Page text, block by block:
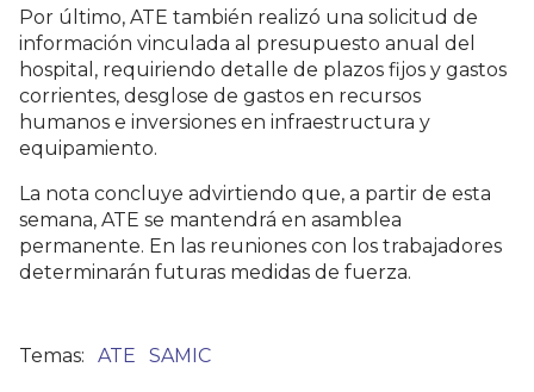
Por último, ATE también realizó una solicitud de
información vinculada al presupuesto anual del
hospital, requiriendo detalle de plazos fijos y gastos
corrientes, desglose de gastos en recursos
humanos e inversiones en infraestructura y
equipamiento.
La nota concluye advirtiendo que, a partir de esta
semana, ATE se mantendrá en asamblea
permanente. En las reuniones con los trabajadores
determinarán futuras medidas de fuerza.
ATE SAMIC